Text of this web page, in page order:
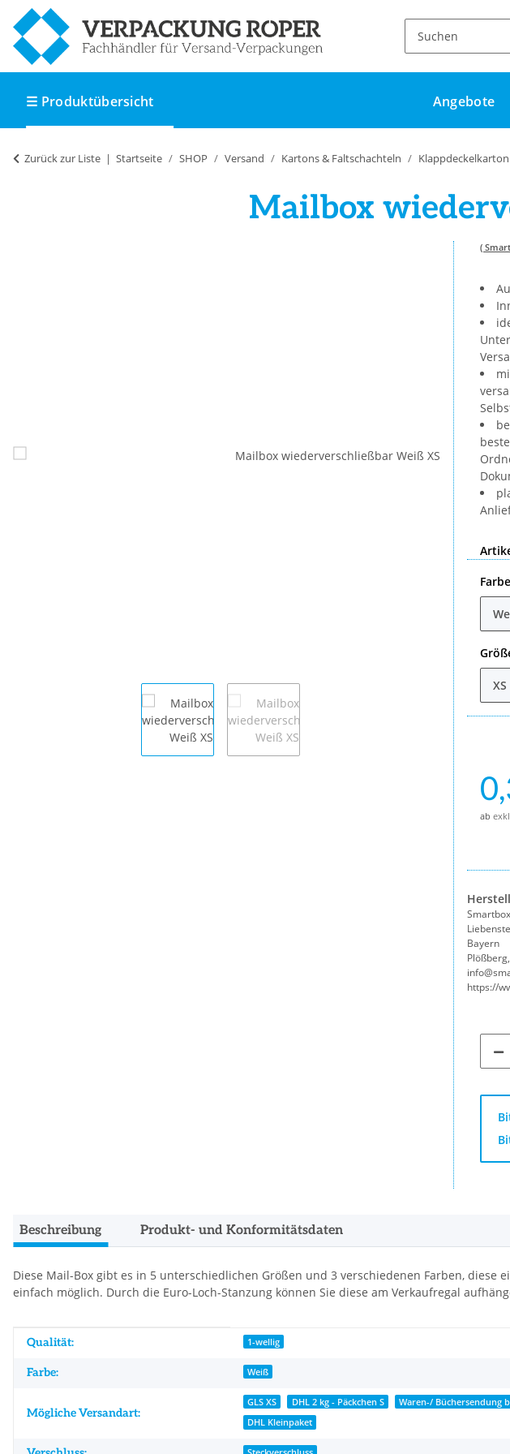
☰ Produktübersicht Angebote
Zurück zur Liste Startseite SHOP Versand Kartons & Faltschachteln Klappdeckelkarton
Mailbox
(
Farbe
XS
ab
Bayern
https://
x
Beschreibung Produkt- und Konformitätsdaten
Diese Mail-Box gibt es in 5 unterschiedlichen Größen und 3 verschiedenen Farben,
einfach möglich. Durch die Euro-Loch-Stanzung können Sie diese am Verkaufregal
Produkteigenschaft
Wert
Qualität: 1-wellig
Farbe: Weiß
Mögliche Versandart:
GLS XS DHL 2 kg - Päckchen S Waren-/ Büchersendung
DHL Kleinpaket